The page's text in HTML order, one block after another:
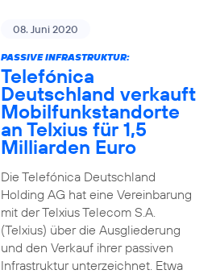
08. Juni 2020
PASSIVE INFRASTRUKTUR:
Telefónica
Deutschland verkauft
Mobilfunkstandorte
an Telxius für 1,5
Milliarden Euro
Die Telefónica Deutschland
Holding AG hat eine Vereinbarung
mit der Telxius Telecom S.A.
(Telxius) über die Ausgliederung
und den Verkauf ihrer passiven
Infrastruktur unterzeichnet. Etwa